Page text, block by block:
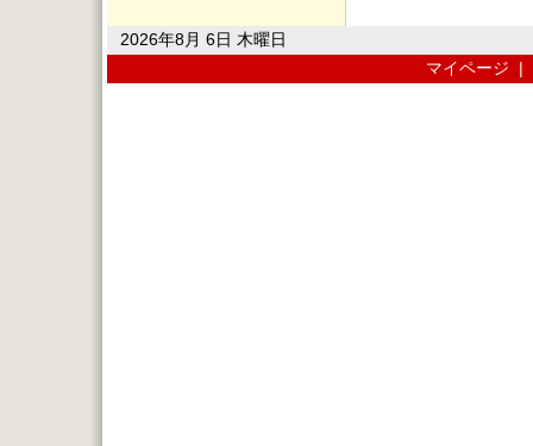
2026年8月 6日 木曜日
マイページ